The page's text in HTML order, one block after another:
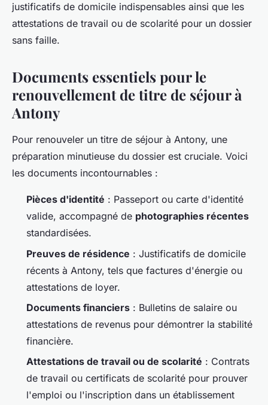
justificatifs de domicile indispensables ainsi que les
attestations de travail ou de scolarité pour un dossier
sans faille.
Documents essentiels pour le
renouvellement de titre de séjour à
Antony
Pour renouveler un titre de séjour à Antony, une
préparation minutieuse du dossier est cruciale. Voici
les documents incontournables :
Pièces d'identité : Passeport ou carte d'identité
valide, accompagné de photographies récentes
standardisées.
Preuves de résidence : Justificatifs de domicile
récents à Antony, tels que factures d'énergie ou
attestations de loyer.
Documents financiers : Bulletins de salaire ou
attestations de revenus pour démontrer la stabilité
financière.
Attestations de travail ou de scolarité : Contrats
de travail ou certificats de scolarité pour prouver
l'emploi ou l'inscription dans un établissement